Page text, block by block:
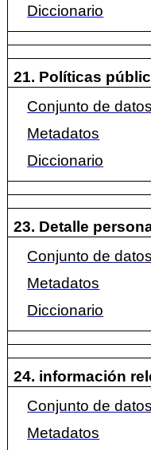
Diccionario
21. Políticas
Conjunto de datos
Metadatos
Diccionario
23. Detalle
Conjunto de datos
Metadatos
Diccionario
24. información
Conjunto de datos
Metadatos